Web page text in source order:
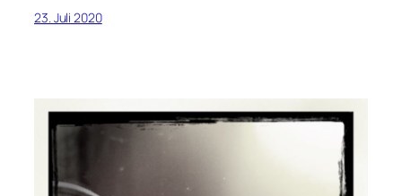
23. Juli 2020